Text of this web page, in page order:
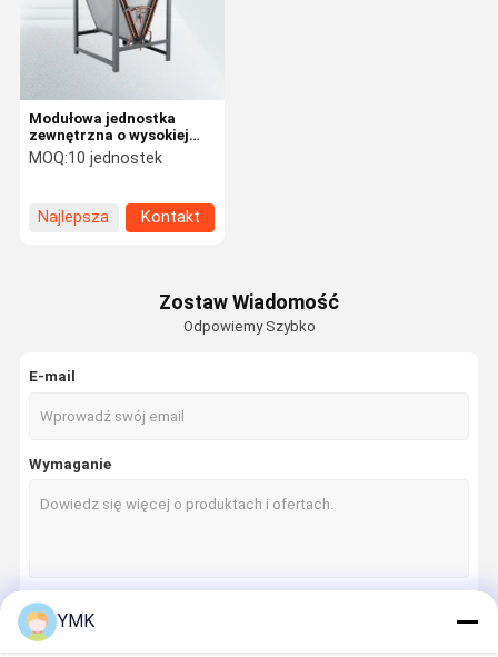
Modułowa jednostka
zewnętrzna o wysokiej
gęstości serii RCM
MOQ:10 jednostek
Najlepsza
Kontakt
Zostaw Wiadomość
Odpowiemy Szybko
E-mail
Wymaganie
YMK